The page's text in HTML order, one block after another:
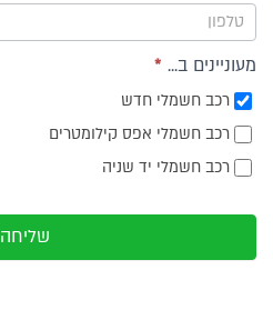
מעוניינים ב... *
רכב חשמלי חדש
רכב חשמלי אפס קילומטרים
רכב חשמלי יד שניה
שליחה